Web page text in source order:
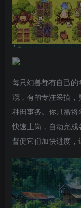
每只幻兽都有自己
溉，有的专注采摘
种田事务。你只需
快速上岗，自动完
督促它们加快进度，